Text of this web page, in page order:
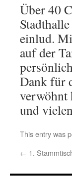
Über 40
einlud.
auf der
Dank für
verwöhnt
und
This entry was
← 1.